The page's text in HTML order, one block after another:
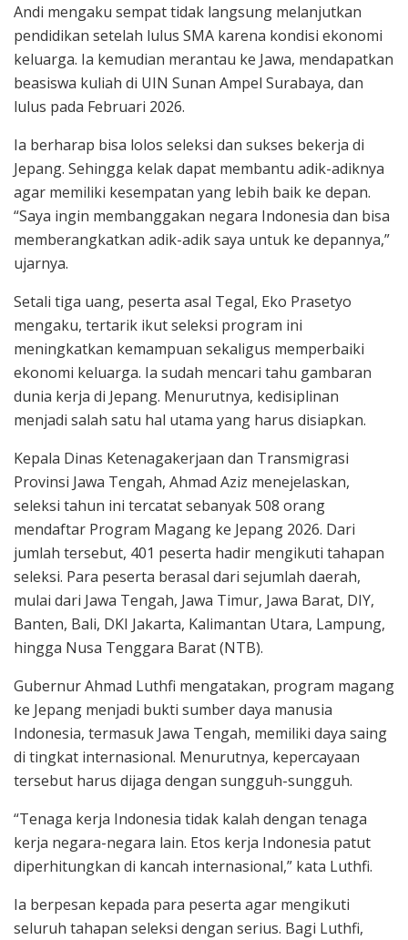
Andi mengaku sempat tidak langsung melanjutkan
pendidikan setelah lulus SMA karena kondisi ekonomi
keluarga. Ia kemudian merantau ke Jawa, mendapatkan
beasiswa kuliah di UIN Sunan Ampel Surabaya, dan
lulus pada Februari 2026.
Ia berharap bisa lolos seleksi dan sukses bekerja di
Jepang. Sehingga kelak dapat membantu adik-adiknya
agar memiliki kesempatan yang lebih baik ke depan.
“Saya ingin membanggakan negara Indonesia dan bisa
memberangkatkan adik-adik saya untuk ke depannya,”
ujarnya.
Setali tiga uang, peserta asal Tegal, Eko Prasetyo
mengaku, tertarik ikut seleksi program ini
meningkatkan kemampuan sekaligus memperbaiki
ekonomi keluarga. Ia sudah mencari tahu gambaran
dunia kerja di Jepang. Menurutnya, kedisiplinan
menjadi salah satu hal utama yang harus disiapkan.
Kepala Dinas Ketenagakerjaan dan Transmigrasi
Provinsi Jawa Tengah, Ahmad Aziz menejelaskan,
seleksi tahun ini tercatat sebanyak 508 orang
mendaftar Program Magang ke Jepang 2026. Dari
jumlah tersebut, 401 peserta hadir mengikuti tahapan
seleksi. Para peserta berasal dari sejumlah daerah,
mulai dari Jawa Tengah, Jawa Timur, Jawa Barat, DIY,
Banten, Bali, DKI Jakarta, Kalimantan Utara, Lampung,
hingga Nusa Tenggara Barat (NTB).
Gubernur Ahmad Luthfi mengatakan, program magang
ke Jepang menjadi bukti sumber daya manusia
Indonesia, termasuk Jawa Tengah, memiliki daya saing
di tingkat internasional. Menurutnya, kepercayaan
tersebut harus dijaga dengan sungguh-sungguh.
“Tenaga kerja Indonesia tidak kalah dengan tenaga
kerja negara-negara lain. Etos kerja Indonesia patut
diperhitungkan di kancah internasional,” kata Luthfi.
Ia berpesan kepada para peserta agar mengikuti
seluruh tahapan seleksi dengan serius. Bagi Luthfi,